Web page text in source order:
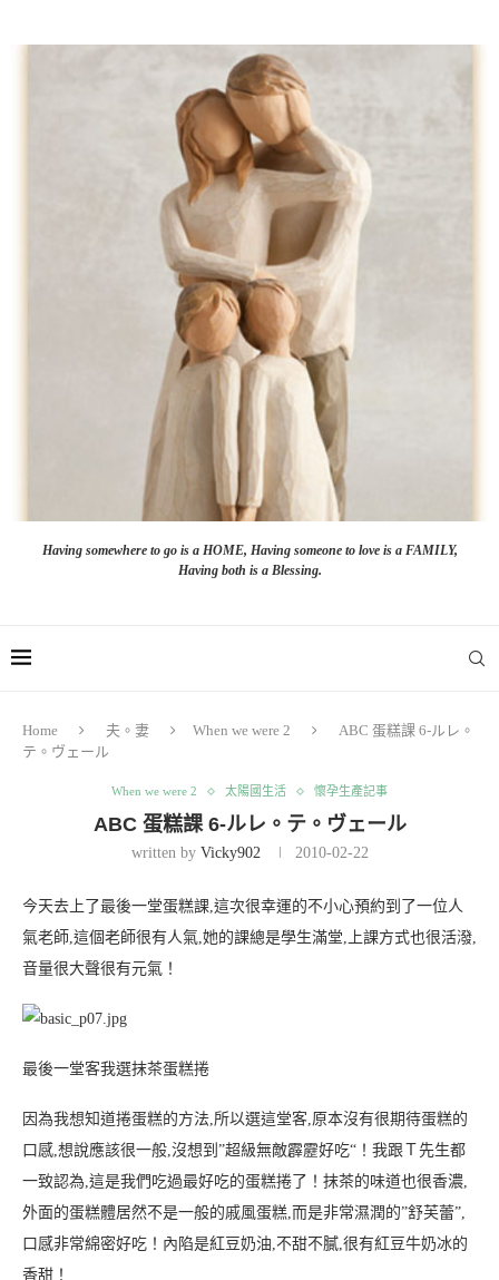
Having somewhere to go is a HOME, Having someone to love is a FAMILY,
Having both is a Blessing.
Home 夫。妻 When we were 2
ABC 蛋糕課 6-ルレ。
テ。ヴェール
When we were 2 太陽國生活 懷孕生產記事
ABC 蛋糕課 6-ルレ。テ。ヴェール
written by Vicky902 2010-02-22
今天去上了最後一堂蛋糕課,這次很幸運的不小心預約到了一位人
氣老師,這個老師很有人氣,她的課總是學生滿堂,上課方式也很活潑,
音量很大聲很有元氣！
最後一堂客我選抹茶蛋糕捲
因為我想知道捲蛋糕的方法,所以選這堂客,原本沒有很期待蛋糕的
口感,想說應該很一般,沒想到”超級無敵霹靂好吃“！我跟Ｔ先生都
一致認為,這是我們吃過最好吃的蛋糕捲了！抹茶的味道也很香濃,
外面的蛋糕體居然不是一般的戚風蛋糕,而是非常濕潤的”舒芙蕾”,
口感非常綿密好吃！內陷是紅豆奶油,不甜不膩,很有紅豆牛奶冰的
香甜！